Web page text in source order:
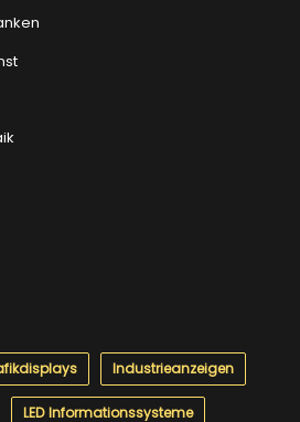
Industrieanzeigen
LED Informationssysteme